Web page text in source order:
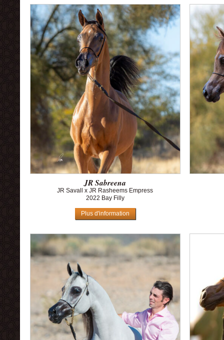
JR Sabreena
JR Savall x JR Rasheems Empress
2022 Bay Filly
Plus d'information